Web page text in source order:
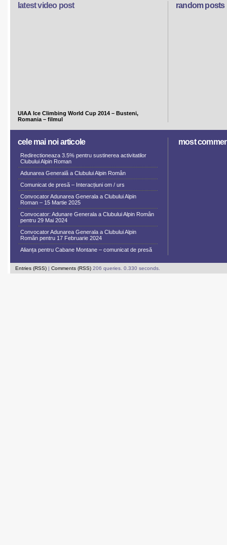
random posts
latest video post
UIAA Ice Climbing World Cup 2014 – Busteni,
Romania – filmul
cele mai noi articole
Redirectioneaza 3.5% pentru sustinerea activitatilor
Clubului Alpin Roman
Adunarea Generală a Clubului Alpin Român
Comunicat de presă – Interacțiuni om / urs
Convocator Adunarea Generala a Clubului Alpin
Roman – 15 Martie 2025
Convocator: Adunare Generala a Clubului Alpin Român
pentru 29 Mai 2024
Convocator Adunarea Generala a Clubului Alpin
Român pentru 17 Februarie 2024
Alianța pentru Cabane Montane – comunicat de presă
most
Entries (RSS) | Comments (RSS) 206 queries. 0.330 seconds.